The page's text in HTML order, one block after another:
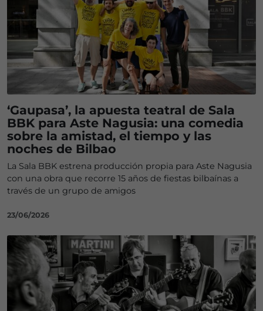
‘Gaupasa’, la apuesta teatral de Sala
BBK para Aste Nagusia: una comedia
sobre la amistad, el tiempo y las
noches de Bilbao
La Sala BBK estrena producción propia para Aste Nagusia
con una obra que recorre 15 años de fiestas bilbaínas a
través de un grupo de amigos
23/06/2026